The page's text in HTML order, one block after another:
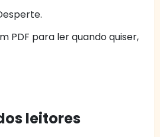
PDF para ler quando quiser,
leitores